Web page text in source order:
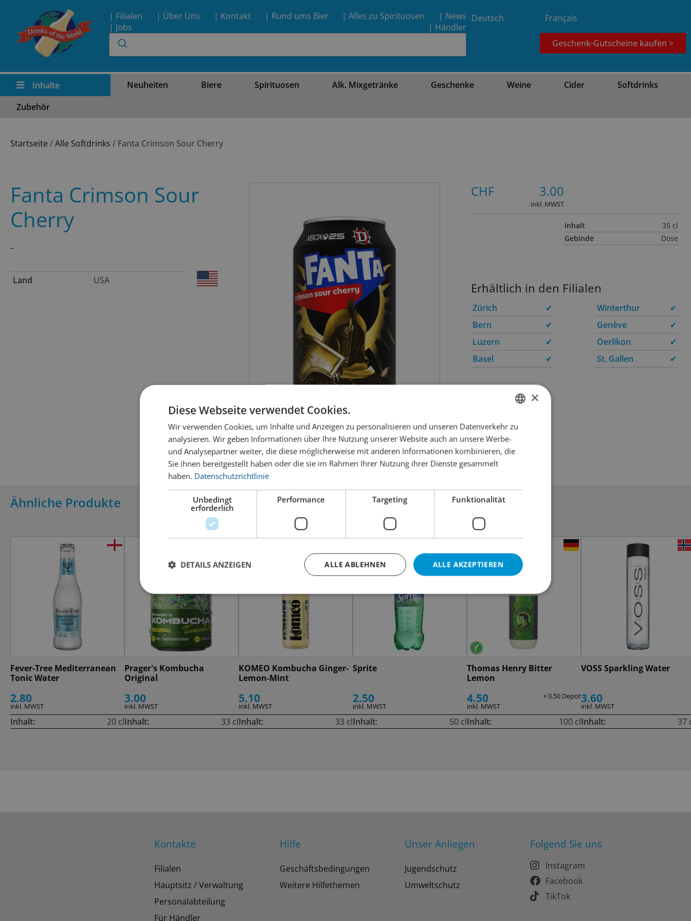
| Filialen | Über Uns | Kontakt | Rund ums Bier | Alles zu Spirituosen
| News
| Jobs
| Händler
Deutsch Français
Geschenk-Gutscheine kaufen >
Inhalte Neuheiten Biere Spirituosen Alk. Mixgetränke Geschenke Weine Cider
Softdrinks
Zubehör
Startseite /Alle Softdrinks / Fanta Crimson Sour Cherry
Fanta Crimson Sour
Cherry
–
Land USA
CHF 3.00
inkl. MWST
Inhalt
35 cl
Gebinde
Dose
Erhältlich in den Filialen
Zürich
✔
Bern
✔
Luzern
✔
Basel
✔
Winterthur
✔
Genève
✔
Oerlikon
✔
St. Gallen
✔
Ähnliche Produkte
Fever-Tree Mediterranean
Tonic Water
2.80
inkl. MWST
Inhalt: 20 cl
Prager's Kombucha
Original
3.00
inkl. MWST
Inhalt: 33 cl
KOMEO Kombucha Ginger-
Lemon-Mint
5.10
inkl. MWST
Inhalt: 33 cl
Sprite
2.50
inkl. MWST
Inhalt: 50 cl
Thomas Henry Bitter
Lemon
4.50
+ 0.50 Depot
inkl. MWST
Inhalt: 100 cl
VOSS Sparkling Water
3.60
inkl. MWST
Inhalt: 37
Kontakte
Filialen
Hauptsitz / Verwaltung
Personalabteilung
Für Händler
Hilfe
Geschäftsbedingungen
Weitere Hilfethemen
Unser Anliegen
Jugendschutz
Umweltschutz
Folgend Sie uns
Instagram
Facebook
TikTok
GERMAN
FRENCH
×
Diese Webseite verwendet Cookies.
Wir verwenden Cookies, um Inhalte und Anzeigen zu personalisieren und unseren Datenverkehr zu
analysieren. Wir geben Informationen über Ihre Nutzung unserer Website auch an unsere Werbe-
und Analysepartner weiter, die diese möglicherweise mit anderen Informationen kombinieren, die
Sie ihnen bereitgestellt haben oder die sie im Rahmen Ihrer Nutzung ihrer Dienste gesammelt
haben. Datenschutzrichtlinie
Unbedingt
erforderlich
Performance Targeting Funktionalität
ALLE AKZEPTIEREN
ALLE ABLEHNEN
DETAILS ANZEIGEN